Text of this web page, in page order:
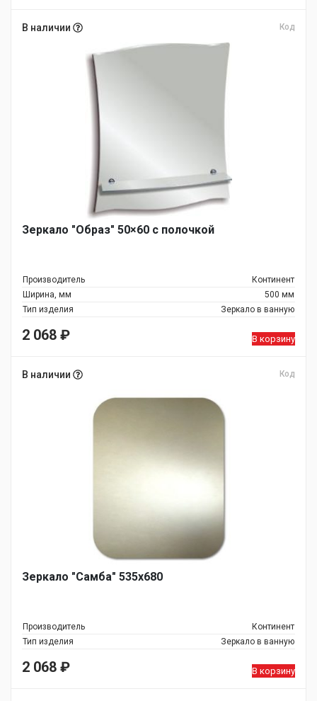
В наличии Код
Зеркало "Образ" 50×60 с полочкой
Производитель
Континент
Ширина, мм
500 мм
Тип изделия
Зеркало в ванную
2 068 ₽ В корзину
В наличии Код
Зеркало "Самба" 535х680
Производитель
Континент
Тип изделия
Зеркало в ванную
2 068 ₽ В корзину